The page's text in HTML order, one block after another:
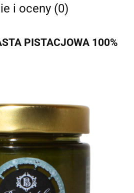
i oceny (0)
PISTACJOWA 100%